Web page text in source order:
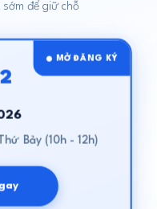
để giữ chỗ
MỞ ĐĂNG KÝ
Bảy (10h - 12h)